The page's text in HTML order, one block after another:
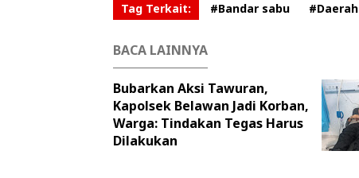
Tag Terkait: #Bandar sabu #Daerah
BACA LAINNYA
Bubarkan Aksi Tawuran,
Kapolsek Belawan Jadi Korban,
Warga: Tindakan Tegas Harus
Dilakukan